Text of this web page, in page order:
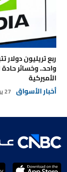
واحد.. وخسائر
الأميركية
أخبار الأسواق 27 يوليو 2026